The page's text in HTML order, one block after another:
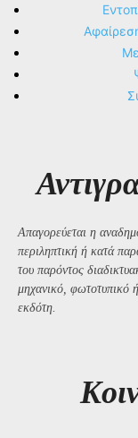
Απαγορεύεται η
περιληπτική ή κατά
του παρόντος
μηχανικό, φωτοτυπικό
εκδότη.